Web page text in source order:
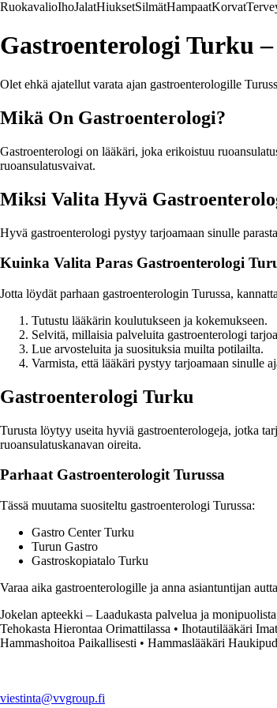
RuokavalioIhoJalatHiuksetSilmätHampaatKorvat
Gastroenterologi Turku
Olet ehkä ajatellut varata ajan gastroenterologille
Mikä On Gastroenterologi?
Gastroenterologi on lääkäri, joka erikoistuu
ruoansulatusvaivat.
Miksi Valita Hyvä
Hyvä gastroenterologi pystyy tarjoamaan sinulle
Kuinka Valita Paras Gastroenterologi
Jotta löydät parhaan gastroenterologin Turussa,
Tutustu lääkärin koulutukseen ja kokemukseen.
Selvitä, millaisia palveluita gastroenterologi
Lue arvosteluita ja suosituksia muilta potilailta.
Varmista, että lääkäri pystyy tarjoamaan sinulle
Gastroenterologi Turku
Turusta löytyy useita hyviä gastroenterologeja, jotka
ruoansulatuskanavan oireita.
Parhaat Gastroenterologit Turussa
Tässä muutama suositeltu gastroenterologi Turussa:
Gastro Center Turku
Turun Gastro
Gastroskopiatalo Turku
Varaa aika gastroenterologille ja anna asiantuntijan
Jokelan apteekki – Laadukasta palvelua ja
Tehokasta Hierontaa Orimattilassa • Ihotautilääkäri
Hammashoitoa Paikallisesti • Hammaslääkäri
viestinta@vvgroup.fi